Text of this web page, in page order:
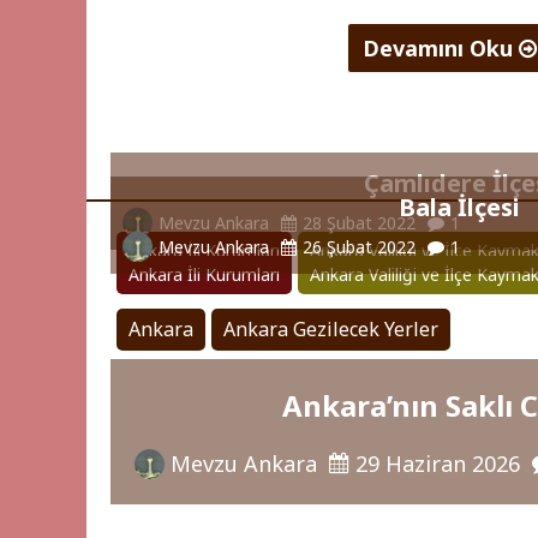
Devamını Oku
Rehberi:
Çalışma
Saatleri,
Adresler
ve
Nöbetçi
Noterler
(0)"
Ankara İli Kurumları Ankara Valiliği ve İlçe
Çamlıdere
Mevzu Ankara 28 Şubat 2022
1
Ankara İli Kurumları Ankara Valiliği ve İlçe
Bala İlçesi
Mevzu Ankara 26 Şubat 2022
1
Ankara Ankara Gezilecek Yerler
Ankara’nın
Mevzu Ankara 29 Haziran 2026